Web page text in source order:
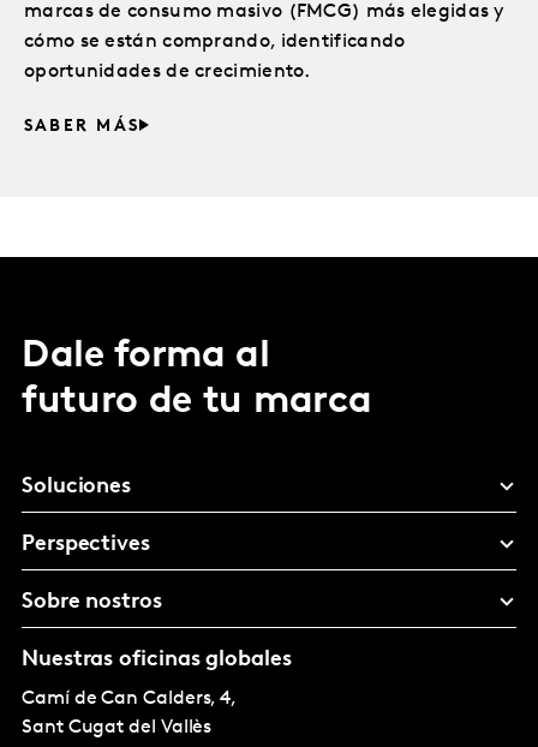
marcas de consumo masivo (FMCG) más elegidas y
cómo se están comprando, identificando
oportunidades de crecimiento.
SABER MÁS
Dale forma al
futuro de tu marca
Soluciones
Perspectives
Sobre nostros
Nuestras oficinas globales
Camí de Can Calders, 4,
Sant Cugat del Vallès